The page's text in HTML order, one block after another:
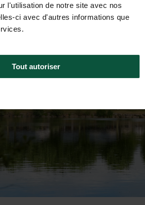
l'utilisation de notre site avec nos
ci avec d'autres informations que
Tout autoriser